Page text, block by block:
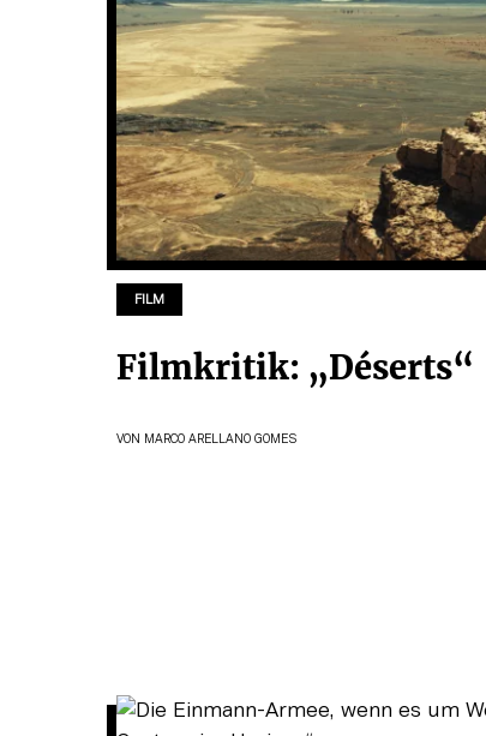
FILM
Filmkritik: „Déserts“
VON MARCO ARELLANO GOMES